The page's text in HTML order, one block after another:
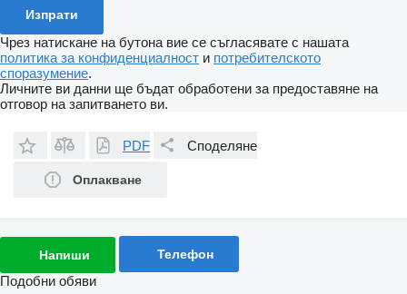
Чрез натискане на бутона вие се съгласявате с нашата
политика за конфиденциалност и потребителското
споразумение.
Личните ви данни ще бъдат обработени за предоставяне на
отговор на запитването ви.
PDF Споделяне
Оплакване
Напиши Телефон
Подобни обяви